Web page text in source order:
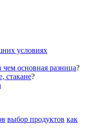
условиях
основная разница?
стакане?
выбор продуктов как